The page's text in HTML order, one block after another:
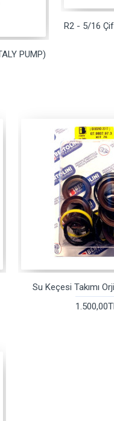
PUMP)
R2 - 5/16
Su Keçesi Takımı